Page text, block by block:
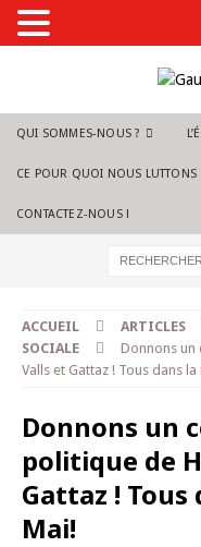
QUI SOMMES-NOUS ?
CE POUR QUOI NOUS LUTTONS
CONTACTEZ-NOUS !
ACCUEIL ARTICLES
SOCIALE
Donnons un
Valls et Gattaz ! Tous dans
Donnons un
politique de
Gattaz !
Mai!